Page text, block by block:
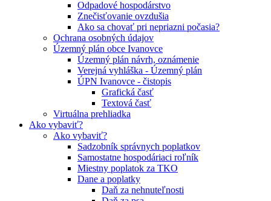
Odpadové hospodárstvo
Znečisťovanie ovzdušia
Ako sa chovať pri nepriazni počasia?
Ochrana osobných údajov
Územný plán obce Ivanovce
Územný plán návrh, oznámenie
Verejná vyhláška - Územný plán
ÚPN Ivanovce - čistopis
Grafická časť
Textová časť
Virtuálna prehliadka
Ako vybaviť?
Ako vybaviť?
Sadzobník správnych poplatkov
Samostatne hospodáriaci roľník
Miestny poplatok za TKO
Dane a poplatky
Daň za nehnuteľnosti